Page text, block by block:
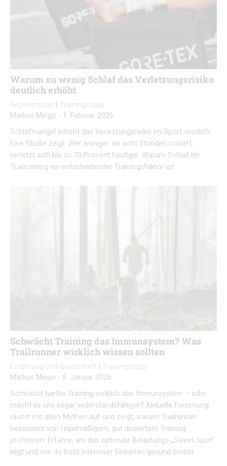
Warum zu wenig Schlaf das Verletzungsrisiko
deutlich erhöht
Regeneration
Trainingstipps
Markus Mingo - 1. Februar 2026
Schlafmangel erhöht das Verletzungsrisiko im Sport deutlich.
Eine Studie zeigt: Wer weniger als acht Stunden schläft,
verletzt sich bis zu 70 Prozent häufiger. Warum Schlaf im
Trailrunning ein entscheidender Trainingsfaktor ist.
Schwächt Training das Immunsystem? Was
Trailrunner wirklich wissen sollten
Ernährung und Gesundheit
Trainingstipps
Markus Mingo - 6. Januar 2026
Schwächt hartes Training wirklich das Immunsystem – oder
macht es uns sogar widerstandsfähiger? Aktuelle Forschung
räumt mit alten Mythen auf und zeigt, warum Trailrunner
besonders von regelmäßigem, gut dosiertem Training
profitieren. Erfahre, wo das optimale Belastungs-„Sweet Spot“
liegt und wie du trotz intensiver Einheiten gesund bleibst.